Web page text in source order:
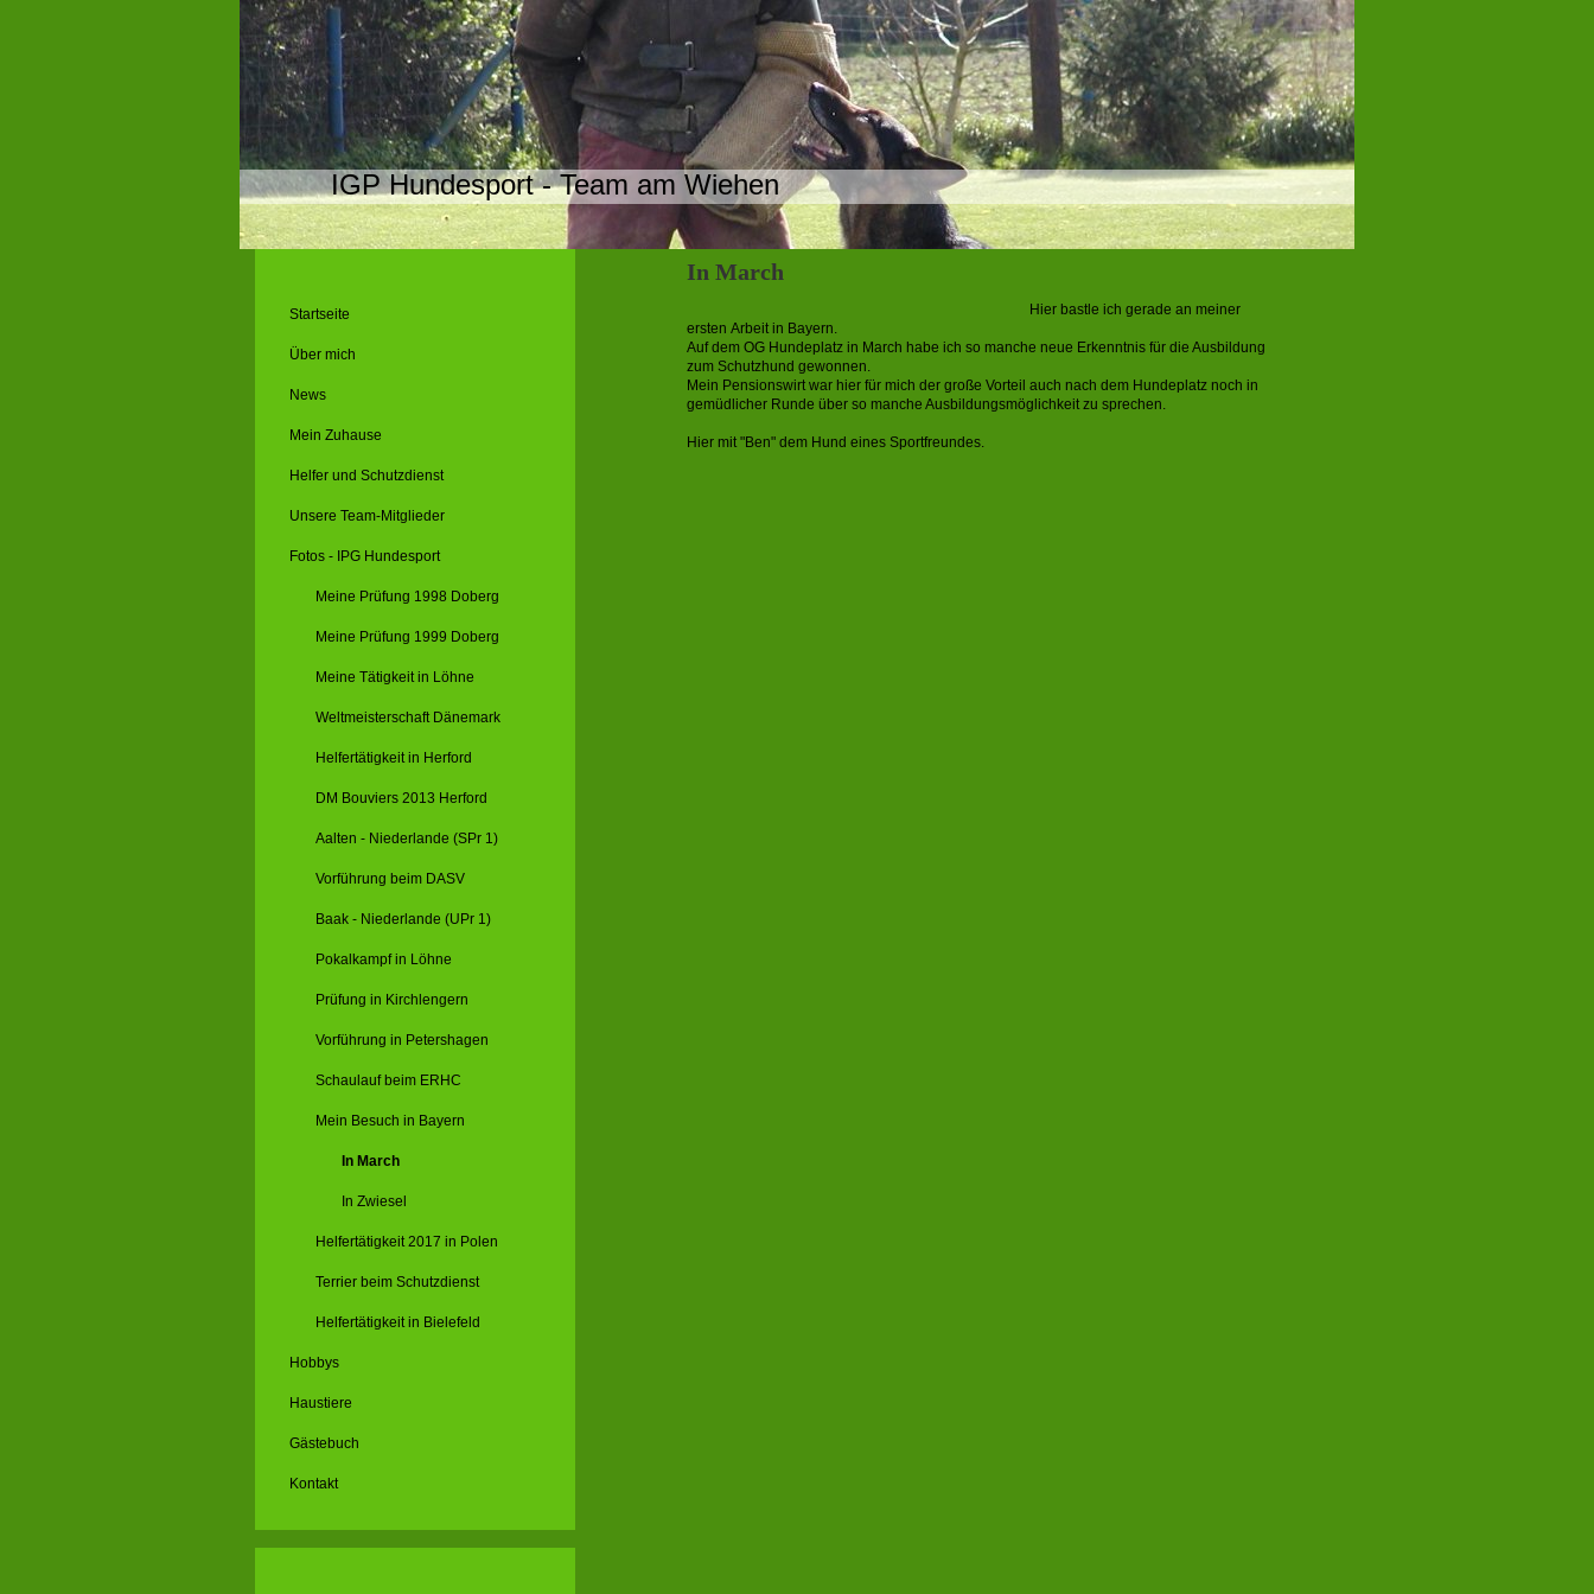
IGP Hundesport - Team am Wiehen
In March
Hier bastle ich gerade an meiner
ersten Arbeit in Bayern.
Auf dem OG Hundeplatz in March habe ich so manche neue Erkenntnis für die Ausbildung
zum Schutzhund gewonnen.
Mein Pensionswirt war hier für mich der große Vorteil auch nach dem Hundeplatz noch in
gemüdlicher Runde über so manche Ausbildungsmöglichkeit zu sprechen.
Hier mit "Ben" dem Hund eines Sportfreundes.
Startseite
Über mich
News
Mein Zuhause
Helfer und Schutzdienst
Unsere Team-Mitglieder
Fotos - IPG Hundesport
Meine Prüfung 1998 Doberg
Meine Prüfung 1999 Doberg
Meine Tätigkeit in Löhne
Weltmeisterschaft Dänemark
Helfertätigkeit in Herford
DM Bouviers 2013 Herford
Aalten - Niederlande (SPr 1)
Vorführung beim DASV
Baak - Niederlande (UPr 1)
Pokalkampf in Löhne
Prüfung in Kirchlengern
Vorführung in Petershagen
Schaulauf beim ERHC
Mein Besuch in Bayern
In March
In Zwiesel
Helfertätigkeit 2017 in Polen
Terrier beim Schutzdienst
Helfertätigkeit in Bielefeld
Hobbys
Haustiere
Gästebuch
Kontakt